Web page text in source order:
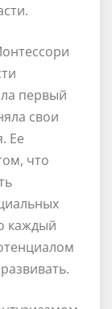
первый
свои
Ее
что
каждый